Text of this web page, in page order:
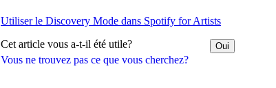
Vous ne trouvez pas ce que vous cherchez?
Utiliser le Discovery Mode dans Spotify for Artists
Cet article vous a-t-il été utile? Oui